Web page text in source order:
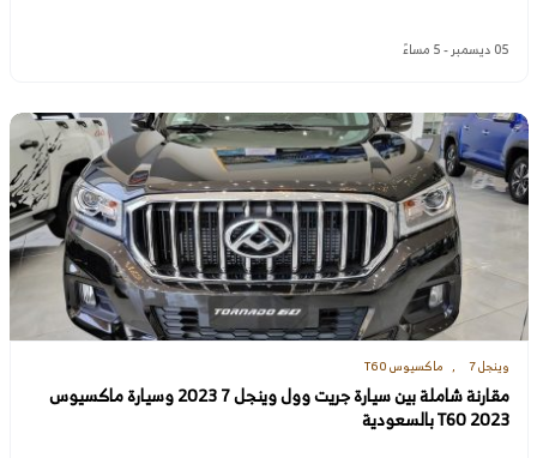
05 ديسمبر - 5 مساءً
وينجل 7 ماكسيوس T60
مقارنة شاملة بين سيارة جريت وول وينجل 7 2023 وسيارة ماكسيوس
T60 2023 بالسعودية